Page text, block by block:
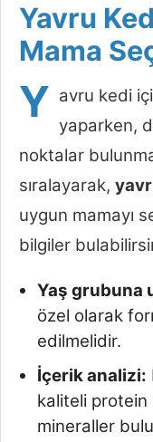
Yavru
Mama
Y avru kedi
yaparken,
noktalar
sıralayarak,
uygun mamayı
bilgiler
Yaş grubuna
özel olarak
edilmelidir.
İçerik analizi:
kaliteli protein
mineraller